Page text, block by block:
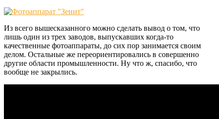
Из всего вышесказанного можно сделать вывод о том, что
лишь один из трех заводов, выпускавших когда-то
качественные фотоаппараты, до сих пор занимается своим
делом. Остальные же переориентировались в совершенно
другие области промышленности. Ну что ж, спасибо, что
вообще не закрылись.